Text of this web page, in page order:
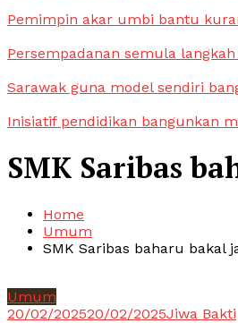
Pemimpin akar umbi bantu
Persempadanan semula
Sarawak guna model sendiri
Inisiatif pendidikan bangunkan
SMK Saribas
Home
Umum
SMK Saribas baharu bakal
Umum
20/02/202520/02/2025Jiwa Bakti